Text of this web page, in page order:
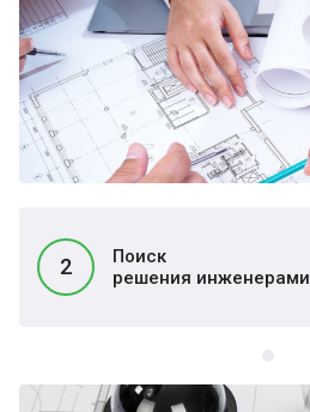
2
Поиск
решения инженерами